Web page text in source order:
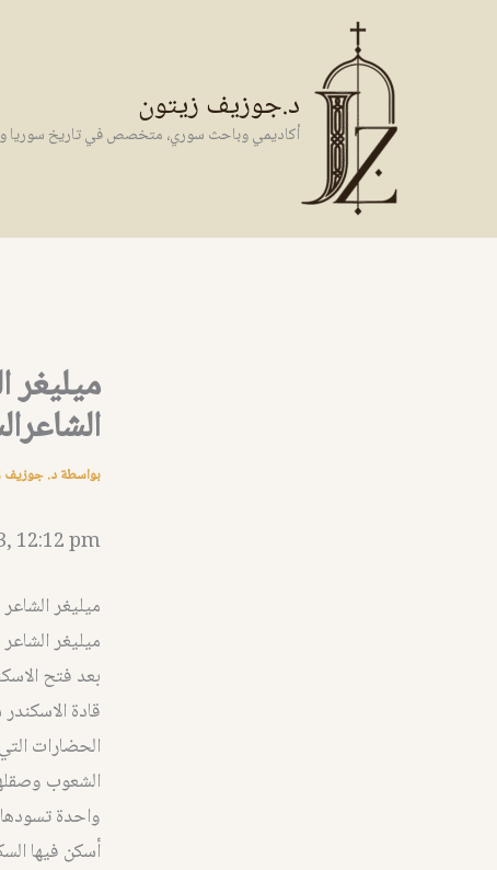
د.جوزيف زيتون
أكاديمي وباحث سوري، متخصص في تاريخ سوريا
بواسطةد. جوزيف
12:12 pm
ميليغر الشاعر وغدارا( 140 ـ 60 ق. م) او
ميليغر الشاعر وغدارا( 140 ـ 60
بعد فتح
قادة
الحضارات
الشعوب
واحدة تسودها
أسكن فيها